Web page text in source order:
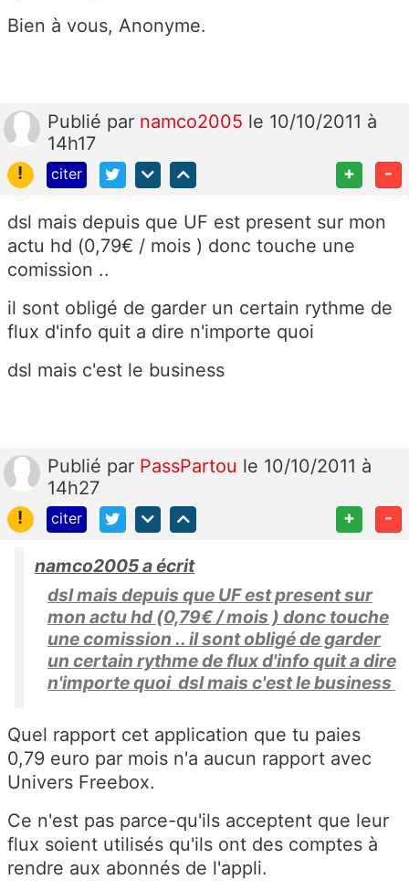
Bien à vous, Anonyme.
Publié par namco2005 le 10/10/2011 à
14h17
!
citer + -
dsl mais depuis que UF est present sur mon
actu hd (0,79€ / mois ) donc touche une
comission ..
il sont obligé de garder un certain rythme de
flux d'info quit a dire n'importe quoi
dsl mais c'est le business
Publié par PassPartou le 10/10/2011 à
14h27
!
citer + -
namco2005 a écrit
dsl mais depuis que UF est present sur
mon actu hd (0,79€ / mois ) donc touche
une comission .. il sont obligé de garder
un certain rythme de flux d'info quit a dire
n'importe quoi dsl mais c'est le business
Quel rapport cet application que tu paies
0,79 euro par mois n'a aucun rapport avec
Univers Freebox.
Ce n'est pas parce-qu'ils acceptent que leur
flux soient utilisés qu'ils ont des comptes à
rendre aux abonnés de l'appli.